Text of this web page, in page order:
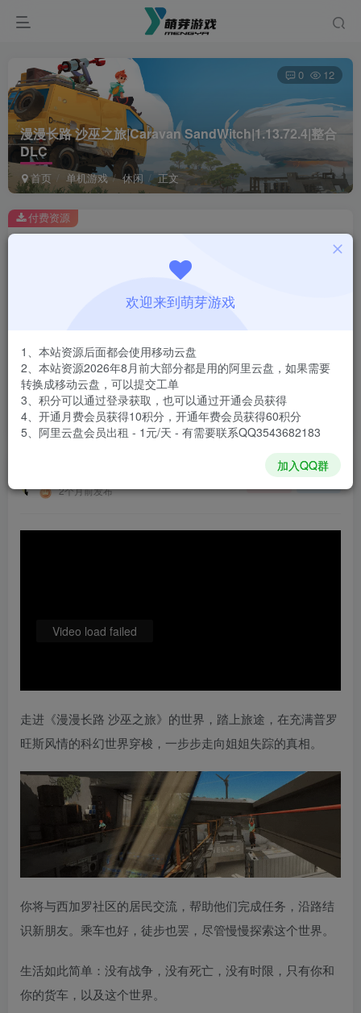
漫漫长路 沙巫之旅|Caravan SandWitch|1.13.72.4|整合
DLC
首页 单机游戏 休闲 正文
0 12
此内容为付费资源，请付费后查看
￥1
免费
登录购买
安装包大小
游戏本体大小
2.98 GB
付费资源
2个月前发布
Video load failed
走进《漫漫长路 沙巫之旅》的世界，踏上旅途，在充满普罗
旺斯风情的科幻世界穿梭，一步步走向姐姐失踪的真相。
你将与西加罗社区的居民交流，帮助他们完成任务，沿路结
识新朋友。乘车也好，徒步也罢，尽管慢慢探索这个世界。
生活如此简单：没有战争，没有死亡，没有时限，只有你和
你的货车，以及这个世界。
欢迎来到萌芽游戏
1、本站资源后面都会使用移动云盘
2、本站资源2026年8月前大部分都是用的阿里云盘，如果需要
转换成移动云盘，可以提交工单
3、积分可以通过登录获取，也可以通过开通会员获得
4、开通月费会员获得10积分，开通年费会员获得60积分
5、阿里云盘会员出租 - 1元/天 - 有需要联系QQ3543682183
加入QQ群